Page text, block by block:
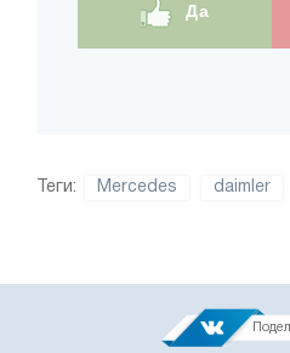
Да
Теги: Mercedes daimler